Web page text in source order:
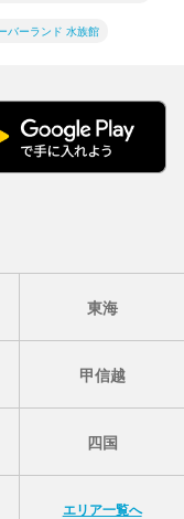
バーランド 水族館
東海
甲信越
四国
エリア一覧へ